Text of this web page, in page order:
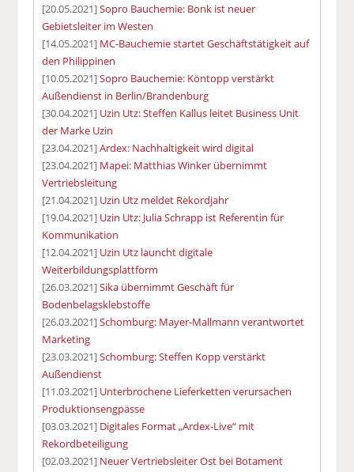
[20.05.2021]Sopro Bauchemie: Bonk ist neuer
Gebietsleiter im Westen
[14.05.2021] MC-Bauchemie startet Geschäftstätigkeit auf
den Philippinen
[10.05.2021]Sopro Bauchemie: Köntopp verstärkt
Außendienst in Berlin/Brandenburg
[30.04.2021] Uzin Utz: Steffen Kallus leitet Business Unit
der Marke Uzin
[23.04.2021]Ardex: Nachhaltigkeit wird digital
[23.04.2021] Mapei: Matthias Winker übernimmt
Vertriebsleitung
[21.04.2021] Uzin Utz meldet Rekordjahr
[19.04.2021] Uzin Utz: Julia Schrapp ist Referentin für
Kommunikation
[12.04.2021] Uzin Utz launcht digitale
Weiterbildungsplattform
[26.03.2021]Sika übernimmt Geschäft für
Bodenbelagsklebstoffe
[26.03.2021]Schomburg: Mayer-Mallmann verantwortet
Marketing
[23.03.2021]Schomburg: Steffen Kopp verstärkt
Außendienst
[11.03.2021] Unterbrochene Lieferketten verursachen
Produktionsengpässe
[03.03.2021] Digitales Format „Ardex-Live“ mit
Rekordbeteiligung
[02.03.2021] Neuer Vertriebsleiter Ost bei Botament